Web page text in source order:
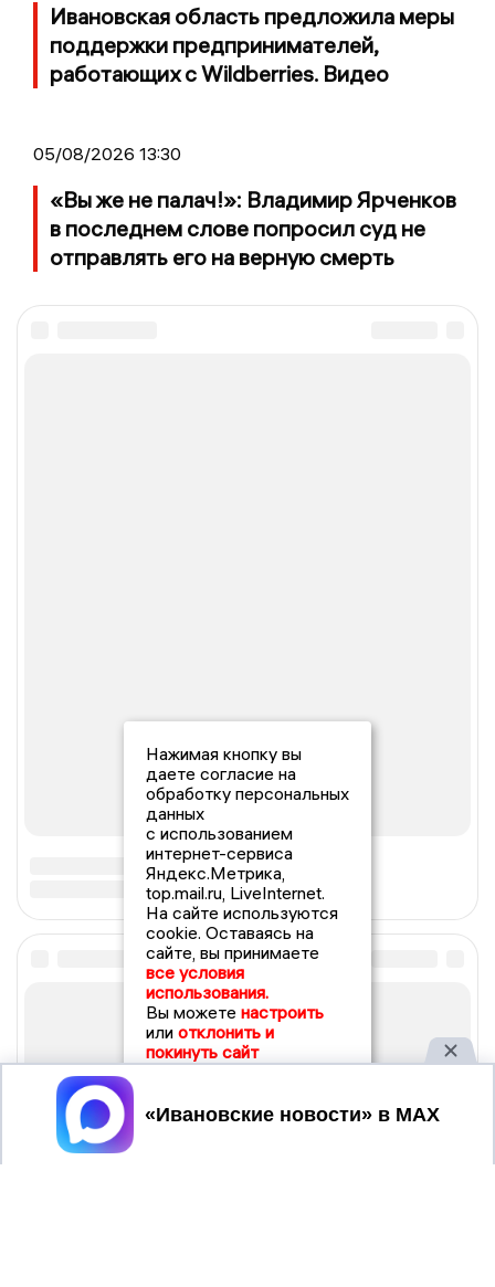
Ивановская область предложила меры
поддержки предпринимателей,
работающих с Wildberries. Видео
05/08/2026 13:30
«Вы же не палач!»: Владимир Ярченков
в последнем слове попросил суд не
отправлять его на верную смерть
Нажимая кнопку вы
даете согласие на
обработку персональных
данных
с использованием
интернет-сервиса
Яндекс.Метрика,
top.mail.ru, LiveInternet.
На сайте используются
cookie. Оставаясь на
сайте, вы принимаете
все условия
использования.
Вы можете настроить
или отклонить и
покинуть сайт
Принять